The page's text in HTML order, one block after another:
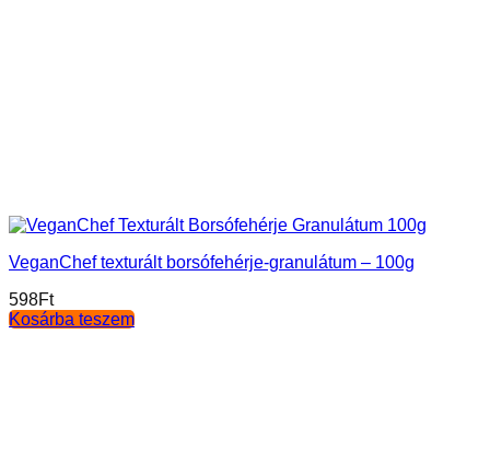
VeganChef texturált borsófehérje-granulátum – 100g
598Ft
Kosárba teszem